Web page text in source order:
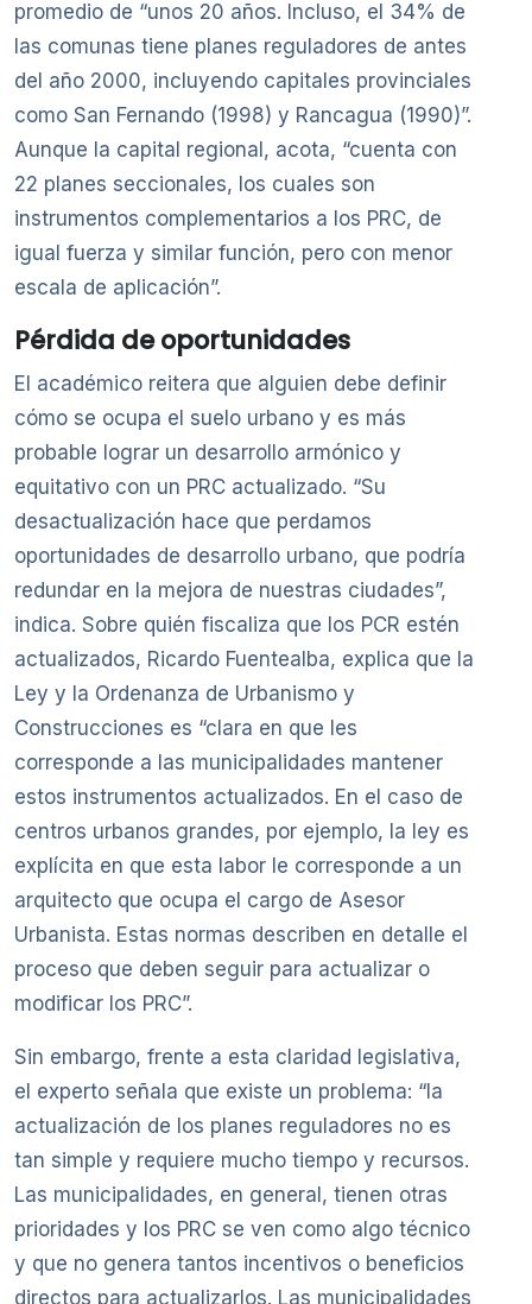
promedio de “unos 20 años. Incluso, el 34% de
las comunas tiene planes reguladores de antes
del año 2000, incluyendo capitales provinciales
como San Fernando (1998) y Rancagua (1990)”.
Aunque la capital regional, acota, “cuenta con
22 planes seccionales, los cuales son
instrumentos complementarios a los PRC, de
igual fuerza y similar función, pero con menor
escala de aplicación”.
Pérdida de oportunidades
El académico reitera que alguien debe definir
cómo se ocupa el suelo urbano y es más
probable lograr un desarrollo armónico y
equitativo con un PRC actualizado. “Su
desactualización hace que perdamos
oportunidades de desarrollo urbano, que podría
redundar en la mejora de nuestras ciudades”,
indica. Sobre quién fiscaliza que los PCR estén
actualizados, Ricardo Fuentealba, explica que la
Ley y la Ordenanza de Urbanismo y
Construcciones es “clara en que les
corresponde a las municipalidades mantener
estos instrumentos actualizados. En el caso de
centros urbanos grandes, por ejemplo, la ley es
explícita en que esta labor le corresponde a un
arquitecto que ocupa el cargo de Asesor
Urbanista. Estas normas describen en detalle el
proceso que deben seguir para actualizar o
modificar los PRC”.
Sin embargo, frente a esta claridad legislativa,
el experto señala que existe un problema: “la
actualización de los planes reguladores no es
tan simple y requiere mucho tiempo y recursos.
Las municipalidades, en general, tienen otras
prioridades y los PRC se ven como algo técnico
y que no genera tantos incentivos o beneficios
directos para actualizarlos. Las municipalidades